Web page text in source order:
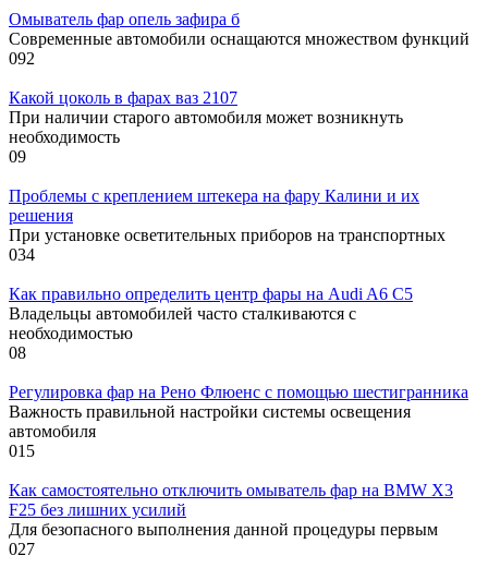
Омыватель фар опель зафира б
Современные автомобили оснащаются множеством функций
092
Какой цоколь в фарах ваз 2107
При наличии старого автомобиля может возникнуть
необходимость
09
Проблемы с креплением штекера на фару Калини и их
решения
При установке осветительных приборов на транспортных
034
Как правильно определить центр фары на Audi A6 C5
Владельцы автомобилей часто сталкиваются с
необходимостью
08
Регулировка фар на Рено Флюенс с помощью шестигранника
Важность правильной настройки системы освещения
автомобиля
015
Как самостоятельно отключить омыватель фар на BMW X3
F25 без лишних усилий
Для безопасного выполнения данной процедуры первым
027